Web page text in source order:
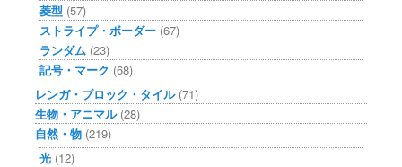
菱型 (57)
ストライプ・ボーダー (67)
ランダム (23)
記号・マーク (68)
レンガ・ブロック・タイル(71)
生物・アニマル(28)
自然・物 (219)
光 (12)